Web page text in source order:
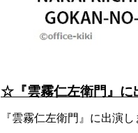
☆『雲霧仁左衛門』に
『雲霧仁左衛門』に出演し